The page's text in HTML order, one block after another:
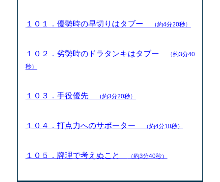
１０１．優勢時の早切りはタブー （約4分20秒）
１０２．劣勢時のドラタンキはタブー
（約3分40
秒）
１０３．手役優先 （約3分20秒）
１０４．打点力へのサポーター （約4分10秒）
１０５．牌理で考えぬこと （約3分40秒）